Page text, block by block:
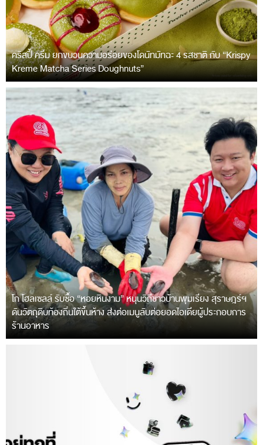
คริสปี้ ครีม ยกขบวนความอร่อยของโดนัทมัทฉะ 4 รสชาติ กับ “Krispy
Kreme Matcha Series Doughnuts”
โก โฮลเซลล์ รับซื้อ “หอยหินงาม” หนุนวิถีชาวบ้านพุมเรียง สุราษฎร์ฯ
ดันวัตถุดิบท้องถิ่นใต้ขึ้นห้าง ส่งต่อเมนูลับต่อยอดไอเดียผู้ประกอบการ
ร้านอาหาร